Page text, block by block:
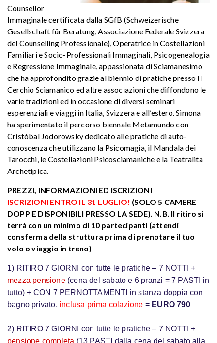
Counsellor
Immaginale certificata dalla SGfB (Schweizerische
Gesellschaft für Beratung, Associazione Federale Svizzera
del Counselling Professionale), Operatrice in Costellazioni
Familiari e Socio-Professionali Immaginali, Psicogenealogia
e Regressione Immaginale, appassionata di Sciamanesimo
che ha approfondito grazie al biennio di pratiche presso Il
Cerchio Sciamanico ed altre associazioni che diffondono le
varie tradizioni ed in occasione di diversi seminari
esperenziali e viaggi in Italia, Svizzera e all’estero. Simona
ha sperimentato il percorso biennale Metamundo con
Cristòbal Jodorowsky dedicato alle pratiche di auto-
conoscenza che utilizzano la Psicomagia, il Mandala dei
Tarocchi, le Costellazioni Psicosciamaniche e la Teatralità
Archetipica.
PREZZI, INFORMAZIONI ED ISCRIZIONI
ISCRIZIONI ENTRO IL 31 LUGLIO! (SOLO 5 CAMERE
DOPPIE DISPONIBILI PRESSO LA SEDE). N.B. Il ritiro si
terrà con un minimo di 10 partecipanti (attendi
consferma della struttura prima di prenotare il tuo
volo o viaggio in treno)
1) RITIRO 7 GIORNI con tutte le pratiche – 7 NOTTI +
mezza pensione(cena del sabato e 6 pranzi = 7 PASTI in
tutto) + CON 7 PERNOTTAMENTI in stanza doppia con
bagno privato, inclusa prima colazione = EURO 790
2) RITIRO 7 GIORNI con tutte le pratiche – 7 NOTTI +
pensione completa (13 PASTI dalla cena del sabato alla